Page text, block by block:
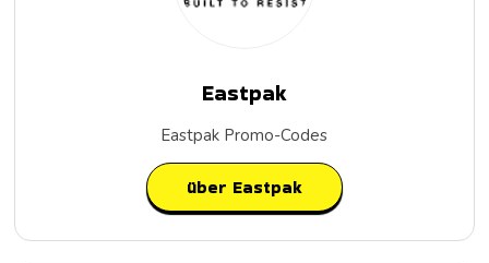
Eastpak
Eastpak Promo-Codes
über Eastpak